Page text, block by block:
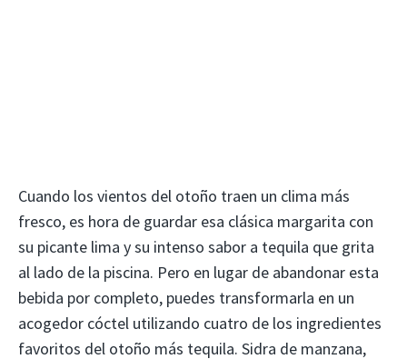
Cuando los vientos del otoño traen un clima más
fresco, es hora de guardar esa clásica margarita con
su picante lima y su intenso sabor a tequila que grita
al lado de la piscina. Pero en lugar de abandonar esta
bebida por completo, puedes transformarla en un
acogedor cóctel utilizando cuatro de los ingredientes
favoritos del otoño más tequila. Sidra de manzana,